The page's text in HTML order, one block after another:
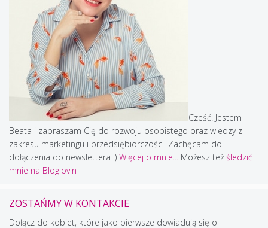
Cześć! Jestem
Beata i zapraszam Cię do rozwoju osobistego oraz wiedzy z
zakresu marketingu i przedsiębiorczości. Zachęcam do
dołączenia do newslettera :) Więcej o mnie... Możesz też śledzić
mnie na Bloglovin
ZOSTAŃMY W KONTAKCIE
Dołącz do kobiet, które jako pierwsze dowiadują się o